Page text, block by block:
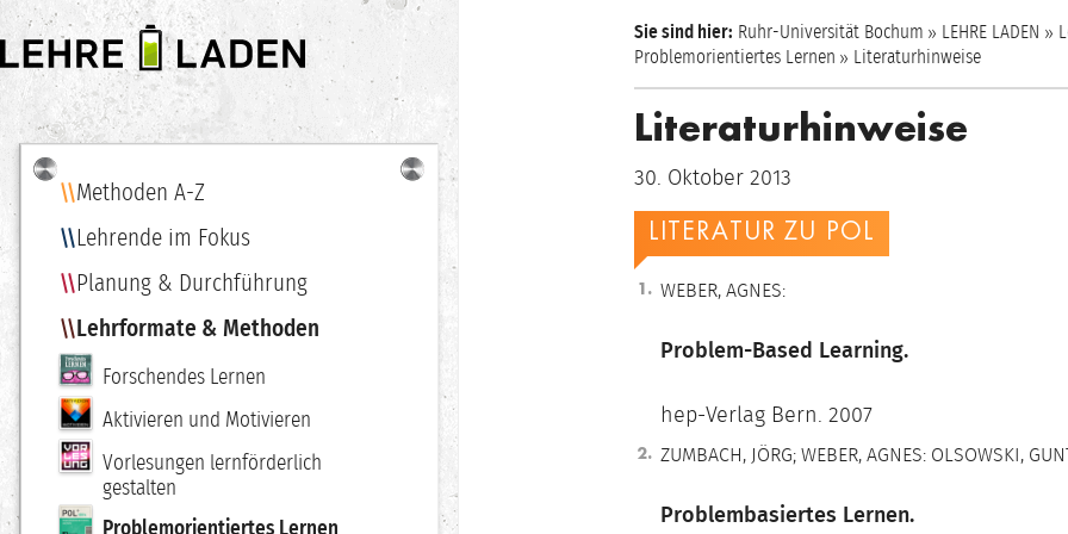
LEHRE
LADEN
Sie sind hier: Ruhr-Universität Bochum LEHRE LADEN
Problemorientiertes Lernen
Literaturhinweise
Literaturhinweise
30. Oktober 2013
LITERATUR ZU POL
WEBER, AGNES:
Problem-Based Learning.
hep-Verlag Bern. 2007
ZUMBACH, JÖRG; WEBER, AGNES: OLSOWSKI,
Problembasiertes Lernen.
Navigation
Methoden A-Z
Lehrende im Fokus
Planung & Durchführung
Lehrformate & Methoden
Forschendes Lernen
Aktivieren und Motivieren
Vorlesungen lernförderlich
gestalten
Problemorientiertes Lernen